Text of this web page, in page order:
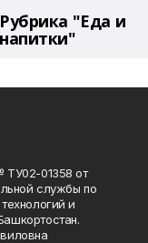
Рубрика "Еда и
напитки"
ТУ02-01358 от
службы по
и